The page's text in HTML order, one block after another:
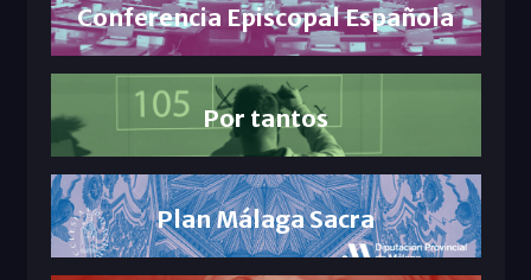
Conferencia Episcopal Española
Por tantos
Plan Málaga Sacra